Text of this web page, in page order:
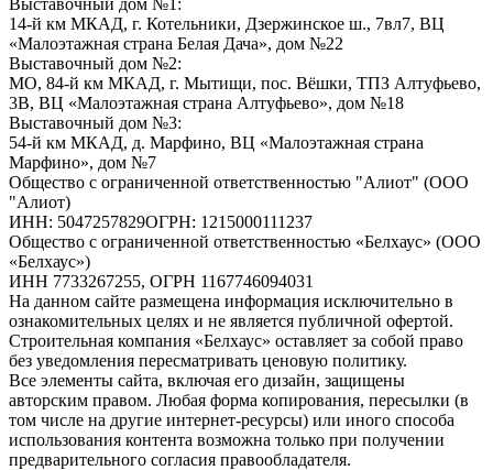
14-й км МКАД, г. Котельники, Дзержинское ш., 7вл7, ВЦ
«Малоэтажная страна Белая Дача», дом №22
Выставочный дом №2:
МО, 84-й км МКАД, г. Мытищи, пос. Вёшки, ТПЗ Алтуфьево,
3В, ВЦ «Малоэтажная страна Алтуфьево», дом №18
Выставочный дом №3:
54-й км МКАД, д. Марфино, ВЦ «Малоэтажная страна
Марфино», дом №7
Общество с ограниченной ответственностью "Алиот" (ООО
"Алиот)
ИНН: 5047257829ОГРН: 1215000111237
Общество с ограниченной ответственностью «Белхаус» (ООО
«Белхаус»)
ИНН 7733267255, ОГРН 1167746094031
На данном сайте размещена информация исключительно в
ознакомительных целях и не является публичной офертой.
Строительная компания «Белхаус» оставляет за собой право
без уведомления пересматривать ценовую политику.
Все элементы сайта, включая его дизайн, защищены
авторским правом. Любая форма копирования, пересылки (в
том числе на другие интернет-ресурсы) или иного способа
использования контента возможна только при получении
предварительного согласия правообладателя.